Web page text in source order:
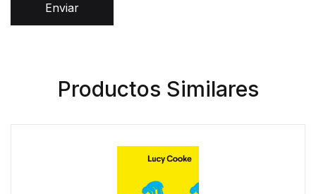
Enviar
Productos Similares